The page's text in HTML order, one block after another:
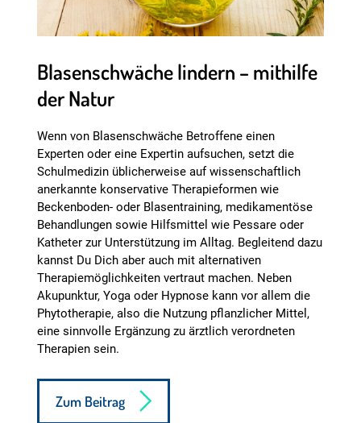
Blasenschwäche lindern – mithilfe
der Natur
Wenn von Blasenschwäche Betroffene einen
Experten oder eine Expertin aufsuchen, setzt die
Schulmedizin üblicherweise auf wissenschaftlich
anerkannte konservative Therapieformen wie
Beckenboden- oder Blasentraining, medikamentöse
Behandlungen sowie Hilfsmittel wie Pessare oder
Katheter zur Unterstützung im Alltag. Begleitend dazu
kannst Du Dich aber auch mit alternativen
Therapiemöglichkeiten vertraut machen. Neben
Akupunktur, Yoga oder Hypnose kann vor allem die
Phytotherapie, also die Nutzung pflanzlicher Mittel,
eine sinnvolle Ergänzung zu ärztlich verordneten
Therapien sein.
Zum Beitrag